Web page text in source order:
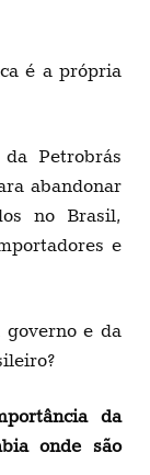
é a própria
Petrobrás
abandonar
no Brasil,
e
governo e da
da
onde são